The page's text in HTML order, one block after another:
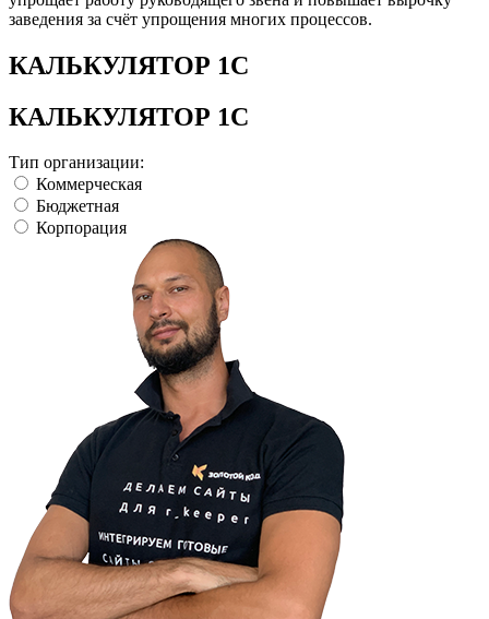
заведения за счёт упрощения многих процессов.
КАЛЬКУЛЯТОР 1С
КАЛЬКУЛЯТОР 1С
Тип организации:
Коммерческая
Бюджетная
Корпорация